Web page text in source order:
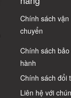
Chính sách vận
chuyển
Chính sách bảo
hành
Chính sách đổi
Liên hệ với